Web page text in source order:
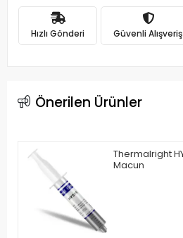
Hızlı Gönderi Güvenli Alışveriş
Önerilen Ürünler
Thermalright
Macun